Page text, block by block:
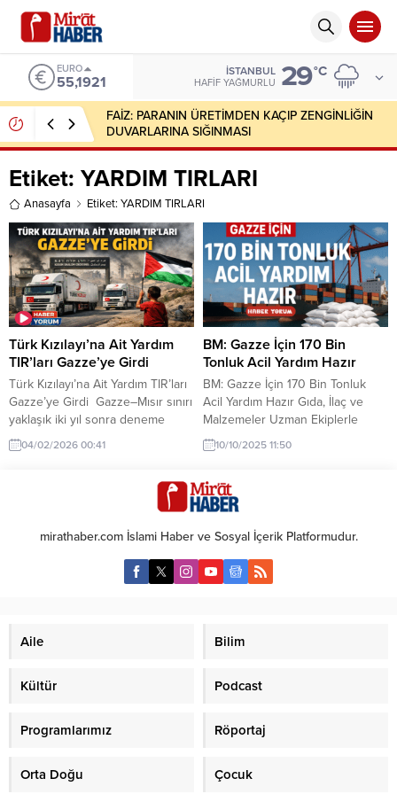
EURO
55,1921
İSTANBUL
HAFIF YAĞMURLU 29°C
FAİZ: PARANIN ÜRETİMDEN KAÇIP ZENGİNLİĞİN
DUVARLARINA SIĞINMASI
Etiket: YARDIM TIRLARI
Anasayfa Etiket: YARDIM TIRLARI
Türk Kızılayı’na Ait Yardım
TIR’ları Gazze’ye Girdi
Türk Kızılayı’na Ait Yardım TIR’ları
Gazze’ye Girdi Gazze–Mısır sınırı
yaklaşık iki yıl sonra deneme
amaçlı çift yönlü açıldı Gazze ile
Mısır arasındaki sınırın yaklaşık iki
çift yönlü açılmasının ardından,
Türk Kızılayı’na ait insani yardım
TIR’ları Gazze Şeridi’ne giriş
yapmaya başladı. Gıda ürünleri ile
04/02/2026 00:41
BM: Gazze İçin 170 Bin
Tonluk Acil Yardım Hazır
BM: Gazze İçin 170 Bin Tonluk
Acil Yardım Hazır Gıda, İlaç ve
Malzemeler Uzman Ekiplerle
BekliyorBirleşmiş Milletler (BM)
İnsani İşlerden Sorumlu Genel
Koordinatörü Tom Fletcher,
Gazze’ye götürülmek üzere 170
bin tonluk gıda, ilaç ve diğer acil
malzemelerin uzman ekipler
tarafından hazır bekletildiğini
açıkladı. Fletcher, insani...
10/10/2025 11:50
mirathaber.com İslami Haber ve Sosyal İçerik Platformudur.
Aile Bilim
Kültür Podcast
Programlarımız Röportaj
Orta Doğu Çocuk